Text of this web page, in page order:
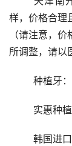
样，价格合理
（请注意，
所调整，请以
	种植牙：
实惠种
韩国进